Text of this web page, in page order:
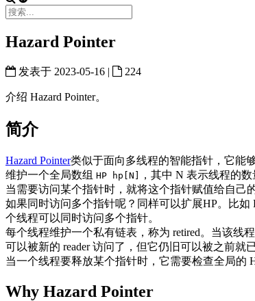
Hazard Pointer
发表于 2023-05-16 | 224
介绍 Hazard Pointer。
简介
Hazard Pointer类似于面向多线程的智能指针，它能
维护一个全局数组 HP hp[N]
，其中 N 表示线程的
当需要访问某个指针时，就将这个指针赋值给自己
如果同时访问多个指针呢？同样可以扩展HP。比
个线程可以同时访问多个指针。
每个线程维护一个私有链表，称为 retired。当该线
可以被新的 reader 访问了，但它仍旧可以被之前就
当一个线程要释放某个指针时，它需要检查全局的
Why Hazard Pointer